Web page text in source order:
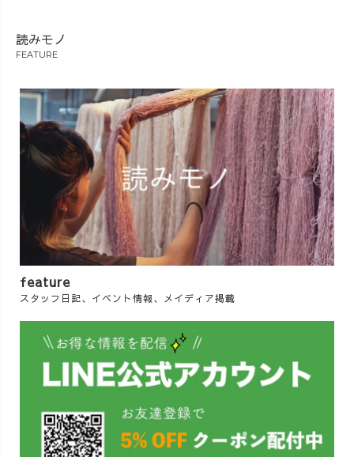
読みモノ
FEATURE
feature
スタッフ日記、イベント情報、メイディア掲載